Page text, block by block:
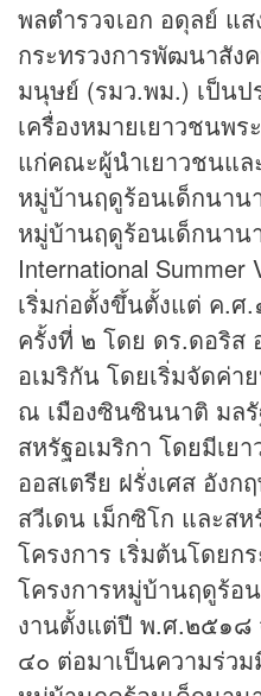
พลตำรวจเอก อดุลย์ แ
กระทรวงการพัฒนาสัง
มนุษย์ (รมว.พม.) เป็น
เครื่องหมายเยาวชนพ
แก่คณะผู้นำเยาวชนแล
หมู่บ้านฤดูร้อนเด็กนาน
หมู่บ้านฤดูร้อนเด็กนาน
International Summer
เริ่มก่อตั้งขึ้นตั้งแต่ ค.ศ
ครั้งที่ ๒ โดย ดร.ดอริส
อเมริกัน โดยเริ่มจัดค่
ณ เมืองซินซินนาติ มลรั
สหรัฐอเมริกา โดยมีเย
ออสเตรีย ฝรั่งเศส อังก
สวีเดน เม็กซิโก และสห
โครงการ เริ่มต้นโดยก
โครงการหมู่บ้านฤดูร้อ
งานตั้งแต่ปี พ.ศ.๒๕๑๘
๔๐ ต่อมาเป็นความร่วม